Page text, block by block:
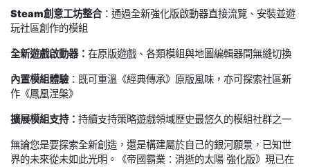
Steam創意工坊整合：通過全新強化版啟動器直接流覽、安裝並遊
玩社區創作的模組
全新遊戲啟動器： 在原版遊戲、各類模組與地圖編輯器間無縫切換
內置模組體驗：既可重溫《經典傳承》原版風味，亦可探索社區新
作《鳳凰涅槃》
擴展模組支持： 持續支持策略遊戲領域歷史最悠久的模組社群之一
無論您是要探索全新創造，還是構建屬於自己的銀河願景，已知世
界的未來從未如此光明。《帝國霸業：消逝的太陽 強化版》現已在